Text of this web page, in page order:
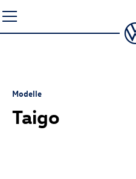
Seiteninhalt
springen
Modelle
Taigo